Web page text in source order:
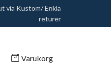
via Kustom/ Enkla
returer
Varukorg